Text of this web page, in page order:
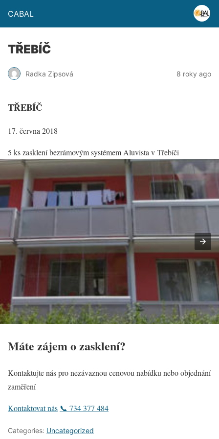
CABAL
TŘEBÍČ
Radka Zipsová 8 roky ago
TŘEBÍČ
17. června 2018
5 ks zasklení bezrámovým systémem Aluvista v Třebíči
Máte zájem o zasklení?
Kontaktujte nás pro nezávaznou cenovou nabídku nebo objednání
zaměření
Kontaktovat nás 📞 734 377 484
Categories: Uncategorized